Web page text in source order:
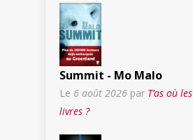
Summit - Mo Malo
Le 6 août 2026 par T’as où les
livres ?